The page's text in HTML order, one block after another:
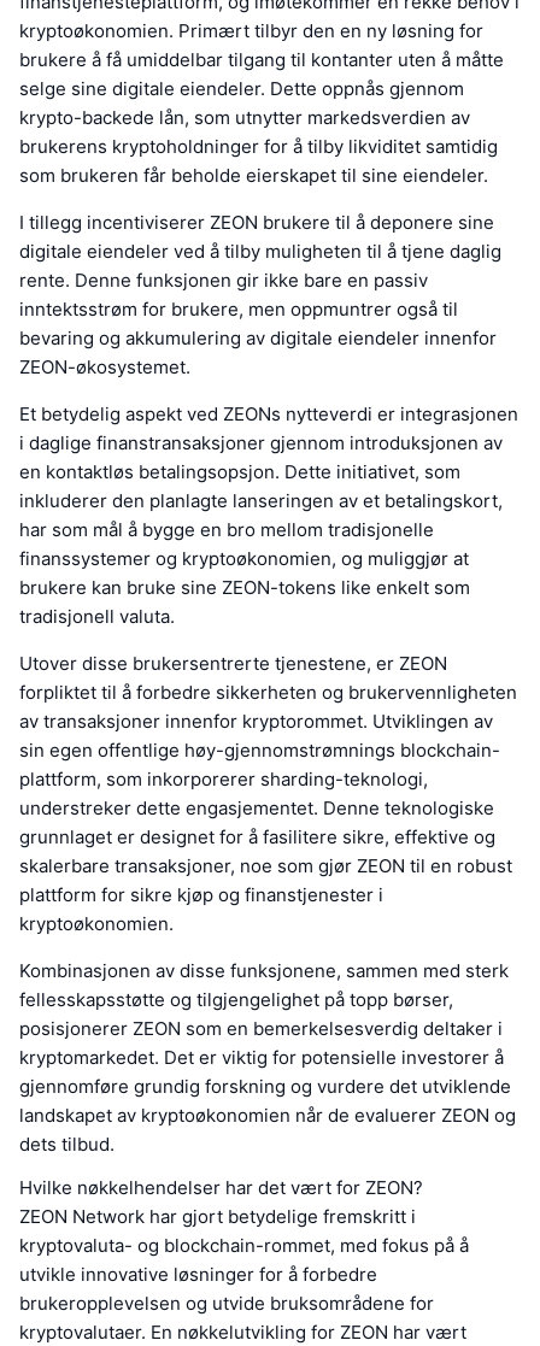
kryptoøkonomien. Primært tilbyr den en ny løsning for
brukere å få umiddelbar tilgang til kontanter uten å måtte
selge sine digitale eiendeler. Dette oppnås gjennom
krypto-backede lån, som utnytter markedsverdien av
brukerens kryptoholdninger for å tilby likviditet samtidig
som brukeren får beholde eierskapet til sine eiendeler.
I tillegg incentiviserer ZEON brukere til å deponere sine
digitale eiendeler ved å tilby muligheten til å tjene daglig
rente. Denne funksjonen gir ikke bare en passiv
inntektsstrøm for brukere, men oppmuntrer også til
bevaring og akkumulering av digitale eiendeler innenfor
ZEON-økosystemet.
Et betydelig aspekt ved ZEONs nytteverdi er integrasjonen
i daglige finanstransaksjoner gjennom introduksjonen av
en kontaktløs betalingsopsjon. Dette initiativet, som
inkluderer den planlagte lanseringen av et betalingskort,
har som mål å bygge en bro mellom tradisjonelle
finanssystemer og kryptoøkonomien, og muliggjør at
brukere kan bruke sine ZEON-tokens like enkelt som
tradisjonell valuta.
Utover disse brukersentrerte tjenestene, er ZEON
forpliktet til å forbedre sikkerheten og brukervennligheten
av transaksjoner innenfor kryptorommet. Utviklingen av
sin egen offentlige høy-gjennomstrømnings blockchain-
plattform, som inkorporerer sharding-teknologi,
understreker dette engasjementet. Denne teknologiske
grunnlaget er designet for å fasilitere sikre, effektive og
skalerbare transaksjoner, noe som gjør ZEON til en robust
plattform for sikre kjøp og finanstjenester i
kryptoøkonomien.
Kombinasjonen av disse funksjonene, sammen med sterk
fellesskapsstøtte og tilgjengelighet på topp børser,
posisjonerer ZEON som en bemerkelsesverdig deltaker i
kryptomarkedet. Det er viktig for potensielle investorer å
gjennomføre grundig forskning og vurdere det utviklende
landskapet av kryptoøkonomien når de evaluerer ZEON og
dets tilbud.
Hvilke nøkkelhendelser har det vært for ZEON?
ZEON Network har gjort betydelige fremskritt i
kryptovaluta- og blockchain-rommet, med fokus på å
utvikle innovative løsninger for å forbedre
brukeropplevelsen og utvide bruksområdene for
kryptovalutaer. En nøkkelutvikling for ZEON har vært